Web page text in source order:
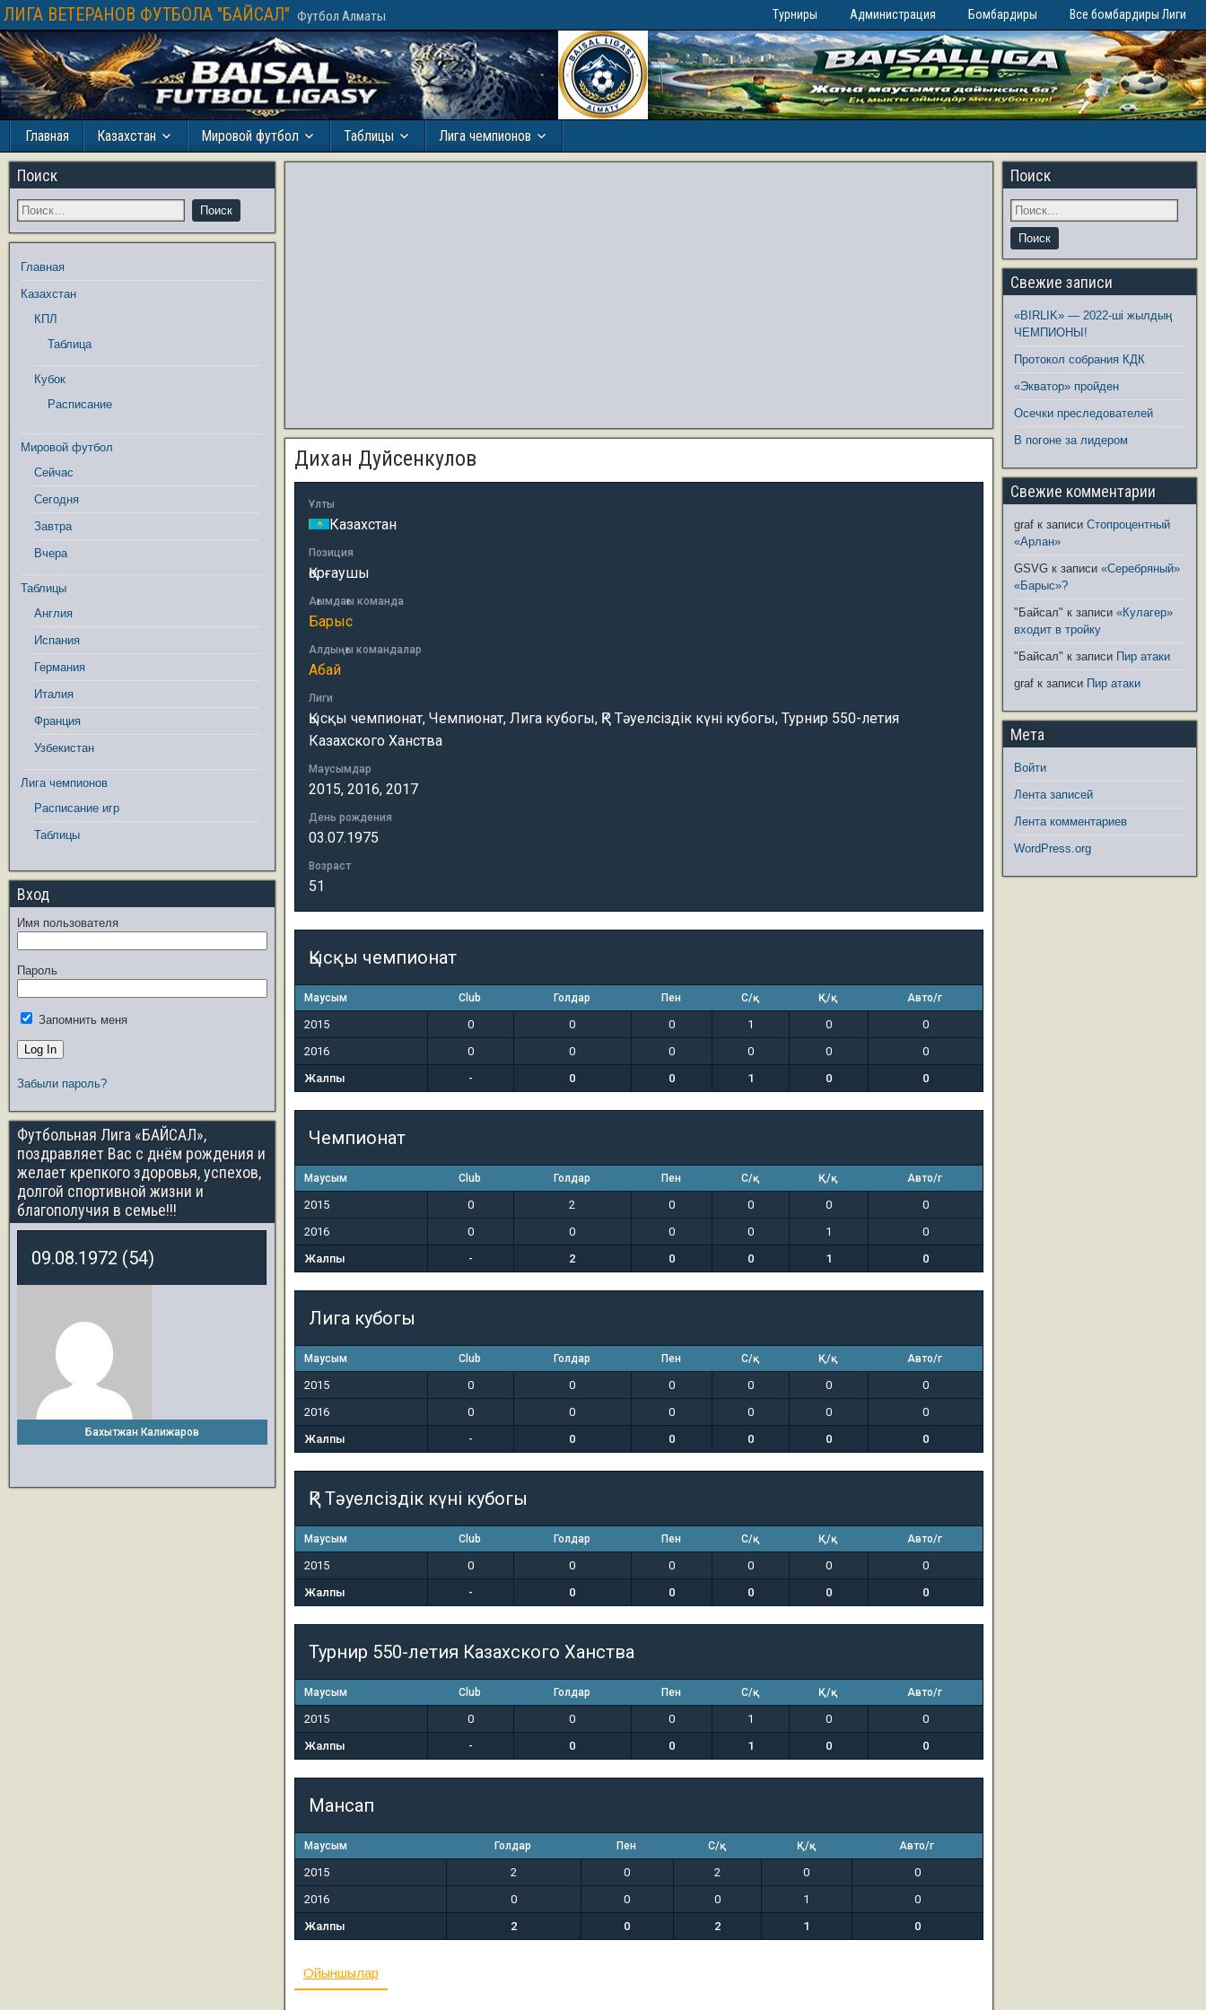
ЛИГА ВЕТЕРАНОВ ФУТБОЛА "БАЙСАЛ" Футбол Алматы Турниры Администрация Бомбардиры Все бомбардиры Лиги
Главная Казахстан Мировой футбол Таблицы Лига чемпионов
Дихан Дуйсенкулов
Ұлты
Казахстан
Позиция
Қорғаушы
Ағымдағы команда
Барыс
Алдыңғы командалар
Абай
Лиги
Қысқы чемпионат, Чемпионат, Лига кубогы, ҚР Тәуелсіздік күні кубогы, Турнир 550-летия
Казахского Ханства
Маусымдар
2015, 2016, 2017
День рождения
03.07.1975
Возраст
51
Қысқы чемпионат
Маусым Club Голдар Пен С/қ Қ/қ Авто/г
2015 0 0 0 1 0
0
2016
0 0 0 0 0
0
Жалпы
- 0 0 1 0 0
Чемпионат
Маусым Club Голдар Пен С/қ Қ/қ Авто/г
2015 0 2 0 0 0
0
2016
0 0 0 0 1
0
Жалпы
- 2 0 0 1 0
Лига кубогы
Маусым Club Голдар Пен С/қ Қ/қ Авто/г
2015 0 0 0 0 0
0
2016
0 0 0 0 0
0
Жалпы
- 0 0 0 0 0
ҚР Тәуелсіздік күні кубогы
Маусым Club Голдар Пен С/қ Қ/қ Авто/г
2015 0 0 0 0 0
0
Жалпы
- 0 0 0 0 0
Турнир 550-летия Казахского Ханства
Маусым Club Голдар Пен С/қ Қ/қ Авто/г
2015 0 0 0 1 0
0
Жалпы
- 0 0 1 0 0
Мансап
Маусым Голдар Пен С/қ Қ/қ Авто/г
2015 2 0 2 0
0
2016
0 0 0 1
0
Жалпы
2 0 2 1 0
Ойыншылар
Поиск
Главная
Казахстан
КПЛ
Таблица
Кубок
Расписание
Мировой футбол
Сейчас
Сегодня
Завтра
Вчера
Таблицы
Англия
Испания
Германия
Италия
Франция
Узбекистан
Лига чемпионов
Расписание игр
Таблицы
Вход
Имя пользователя
Пароль
Запомнить меня
Забыли пароль?
Футбольная Лига «БАЙСАЛ»,
поздравляет Вас с днём рождения и
желает крепкого здоровья, успехов,
долгой спортивной жизни и
благополучия в семье!!!
09.08.1972 (54)
Бахытжан Калижаров
Поиск
Свежие записи
«BIRLIK» — 2022-ші жылдың
ЧЕМПИОНЫ!
Протокол собрания КДК
«Экватор» пройден
Осечки преследователей
В погоне за лидером
Свежие комментарии
graf к записиСтопроцентный
«Арлан»
GSVG к записи«Серебряный»
«Барыс»?
"Байсал" к записи«Кулагер»
входит в тройку
"Байсал" к записи Пир атаки
graf к записи Пир атаки
Мета
Войти
Лента записей
Лента комментариев
WordPress.org